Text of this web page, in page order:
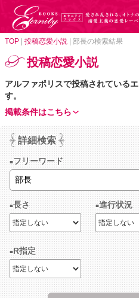
TOP 投稿恋愛小説 部長の検索結果
投稿恋愛小説
アルファポリスで投稿されている
す。
掲載条件はこちら
詳細検索
フリーワード
長さ 進行状況
R指定